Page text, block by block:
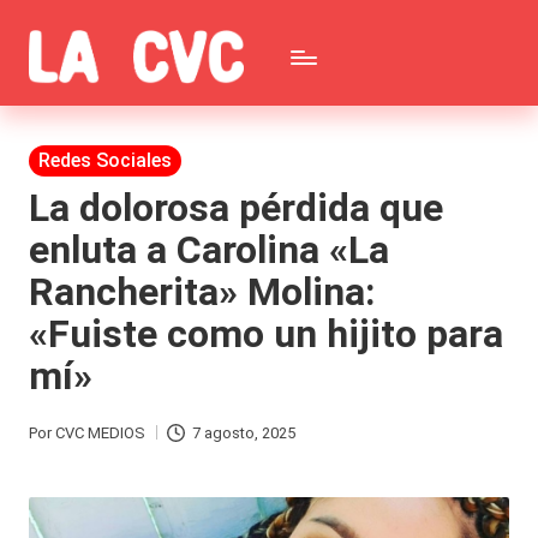
Saltar
al
contenido
C
o
p
u
c
h
a
s
y
ar
Todas
las
noticias
de
la
farándula,
Realitys,
Tierra
Gran
Publicada
en
Redes Sociales
La dolorosa pérdida que
enluta a Carolina «La
Rancherita» Molina:
«Fuiste como un hijito para
mí»
Publicado
PorCVC MEDIOS 7 agosto, 2025